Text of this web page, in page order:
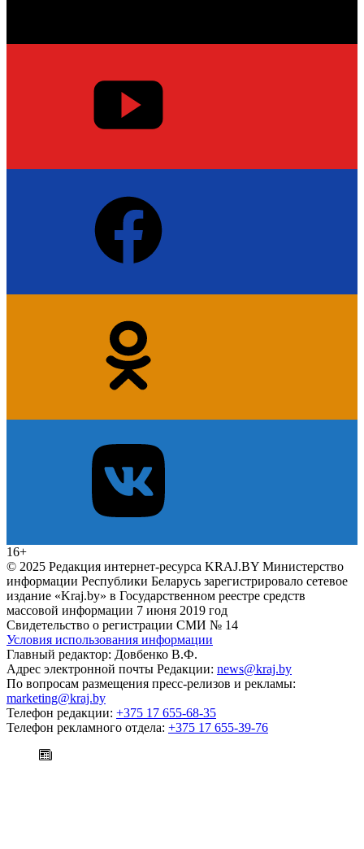
16+
© 2025 Редакция интернет-ресурса KRAJ.BY Министерство
информации Республики Беларусь зарегистрировало сетевое
издание «Kraj.by» в Государственном реестре средств
массовой информации 7 июня 2019 год
Свидетельство о регистрации СМИ № 14
Условия использования информации
Главный редактор: Довбенко В.Ф.
Адрес электронной почты Редакции: news@kraj.by
По вопросам размещения пресс-релизов и рекламы:
marketing@kraj.by
Телефон редакции: +375 17 655-68-35
Телефон рекламного отдела: +375 17 655-39-76